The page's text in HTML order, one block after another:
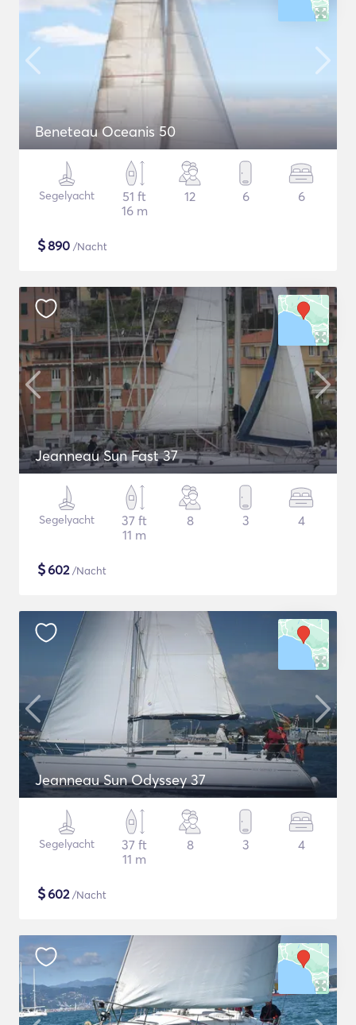
Beneteau Oceanis 50
Segelyacht
51 ft
16 m
12 6 6
$890 /Nacht
Jeanneau Sun Fast 37
Segelyacht
37 ft
11 m
8 3 4
$602/Nacht
Jeanneau Sun Odyssey 37
Segelyacht
37 ft
11 m
8 3 4
$602/Nacht